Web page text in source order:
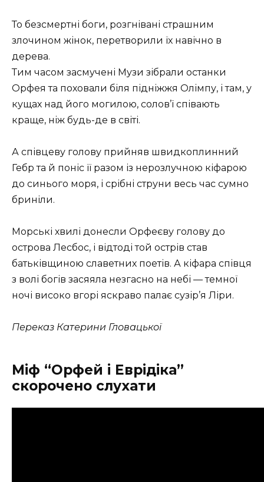
То безсмертні боги, розгнівані страшним
злочином жінок, перетворили їх навічно в
дерева.
Тим часом засмучені Музи зібрали останки
Орфея та поховали біля підніжжя Олімпу, і там, у
кущах над його могилою, солов’ї співають
краще, ніж будь-де в світі.
А співцеву голову прийняв швидкоплинний
Гебр та й поніс її разом із нерозлучною кіфарою
до синього моря, і срібні струни весь час сумно
бриніли.
Морські хвилі донесли Орфеєву голову до
острова Лесбос, і відтоді той острів став
батьківщиною славетних поетів. А кіфара співця
з волі богів засяяла незгасно на небі — темної
ночі високо вгорі яскраво палає сузір’я Ліри.
Переказ Катерини Гловацької
Міф “Орфей і Еврідіка”
скорочено слухати